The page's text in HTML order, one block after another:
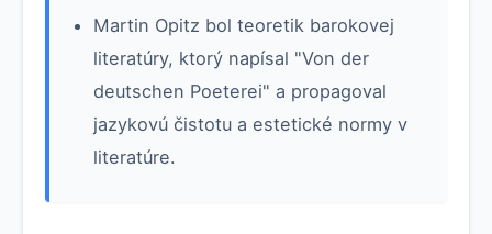
Martin Opitz bol teoretik barokovej
literatúry, ktorý napísal "Von der
deutschen Poeterei" a propagoval
jazykovú čistotu a estetické normy v
literatúre.